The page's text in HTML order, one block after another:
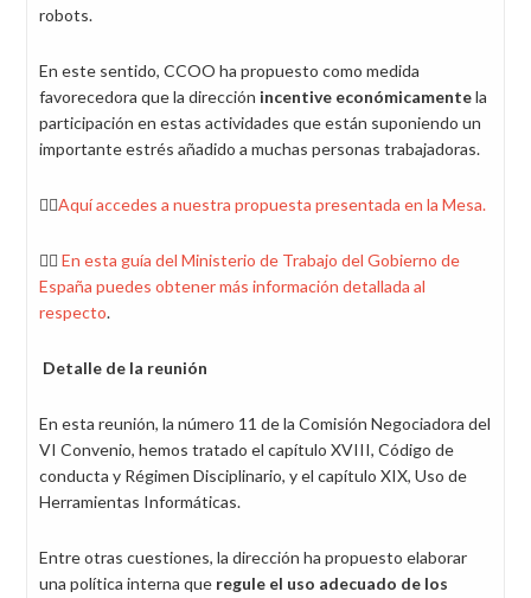
robots.
En este sentido, CCOO ha propuesto como medida
favorecedora que la dirección incentive económicamentela
participación en estas actividades que están suponiendo un
importante estrés añadido a muchas personas trabajadoras.
👉🏼Aquí accedes a nuestra propuesta presentada en la Mesa.
👉🏼 En esta guía del Ministerio de Trabajo del Gobierno de
España puedes obtener más información detallada al
respecto.
Detalle de la reunión
En esta reunión, la número 11 de la Comisión Negociadora del
VI Convenio, hemos tratado el capítulo XVIII, Código de
conducta y Régimen Disciplinario, y el capítulo XIX, Uso de
Herramientas Informáticas.
Entre otras cuestiones, la dirección ha propuesto elaborar
una política interna que regule el uso adecuado de los